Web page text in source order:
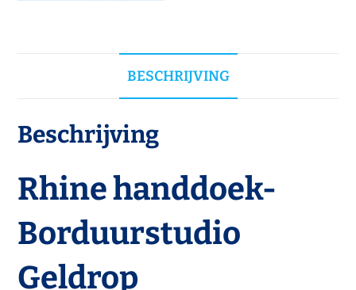
BESCHRIJVING
Beschrijving
Rhine handdoek-
Borduurstudio
Geldrop